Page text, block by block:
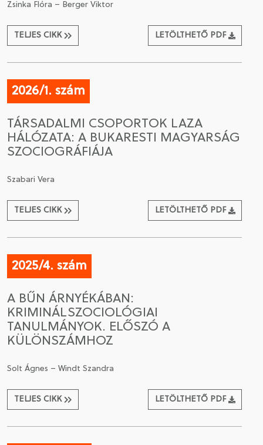
Zsinka Flóra – Berger Viktor
TELJES CIKK LETÖLTHETŐ PDF
2026/1. szám
TÁRSADALMI CSOPORTOK LAZA
HÁLÓZATA: A BUKARESTI MAGYARSÁG
SZOCIOGRÁFIÁJA
Szabari Vera
TELJES CIKK LETÖLTHETŐ PDF
2025/4. szám
A BŰN ÁRNYÉKÁBAN:
KRIMINÁLSZOCIOLÓGIAI
TANULMÁNYOK. ELŐSZÓ A
KÜLÖNSZÁMHOZ
Solt Ágnes – Windt Szandra
TELJES CIKK LETÖLTHETŐ PDF